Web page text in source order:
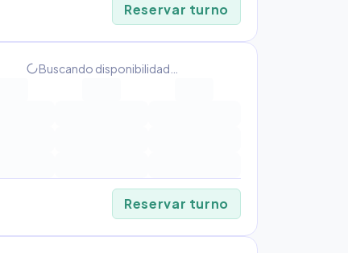
Reservar turno
progress_activityBuscando disponibilidad…
Reservar turno